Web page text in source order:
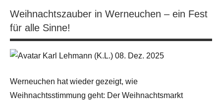
Weihnachtszauber in Werneuchen – ein Fest
für alle Sinne!
(K.L.) 08. Dez. 2025
Werneuchen hat wieder gezeigt, wie
Weihnachtsstimmung geht: Der Weihnachtsmarkt